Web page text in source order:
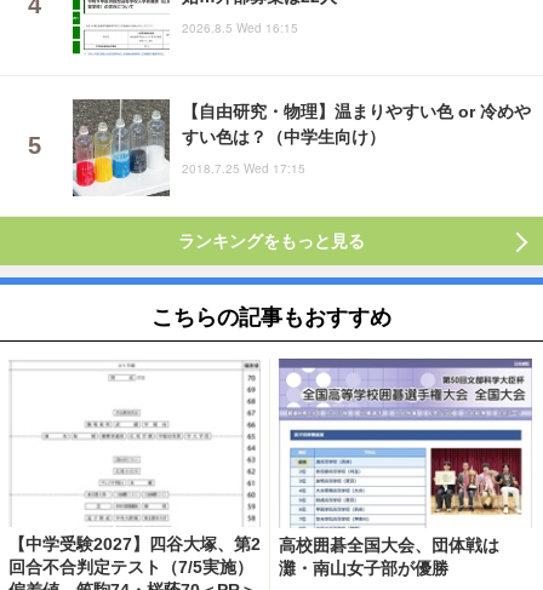
2026.8.5 Wed 16:15
【自由研究・物理】温まりやすい色 or 冷めや
すい色は？（中学生向け）
2018.7.25 Wed 17:15
ランキングをもっと見る
こちらの記事もおすすめ
【中学受験2027】四谷大塚、第2
回合不合判定テスト（7/5実施）
高校囲碁全国大会、団体戦は
灘・南山女子部が優勝